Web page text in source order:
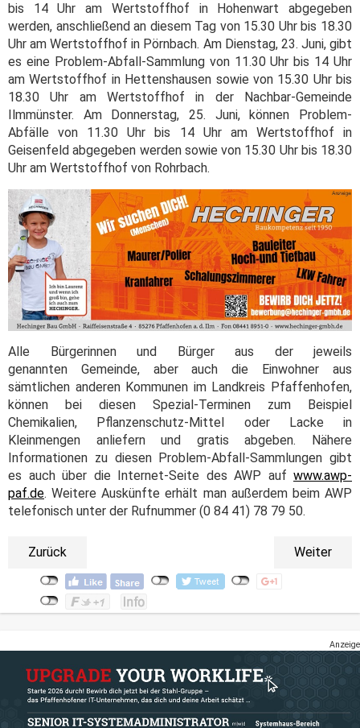
bis 14 Uhr am Wertstoffhof in Hohenwart abgegeben
werden, anschließend an diesem Tag von 15.30 Uhr bis 18.30
Uhr am Wertstoffhof in Pörnbach. Am Dienstag, 23. Juni, gibt
es eine Problem-Abfall-Sammlung von 11.30 Uhr bis 14 Uhr
am Wertstoffhof in Hettenshausen sowie von 15.30 Uhr bis
18.30 Uhr am Wertstoffhof in der Nachbar-Gemeinde
Ilmmünster. Am Donnerstag, 25. Juni, können Problem-
Abfälle von 11.30 Uhr bis 14 Uhr am Wertstoffhof in
Geisenfeld abgegeben werden sowie von 15.30 Uhr bis 18.30
Uhr am Wertstoffhof von Rohrbach.
Alle Bürgerinnen und Bürger aus der jeweils
genannten Gemeinde, aber auch die Einwohner aus
sämtlichen anderen Kommunen im Landkreis Pfaffenhofen,
können bei diesen Spezial-Terminen zum Beispiel
Chemikalien, Pflanzenschutz-Mittel oder Lacke in
Kleinmengen anliefern und gratis abgeben. Nähere
Informationen zu diesen Problem-Abfall-Sammlungen gibt
es auch über die Internet-Seite des AWP auf www.awp-
paf.de. Weitere Auskünfte erhält man außerdem beim AWP
telefonisch unter der Rufnummer (0 84 41) 78 79 50.
Zurück Weiter
Anzeige